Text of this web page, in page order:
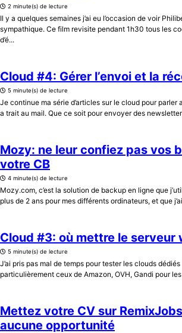
2 minute(s) de lecture
Il y a quelques semaines j’ai eu l’occasion de voir
sympathique. Ce film revisite pendant 1h30 tous les
d’é...
Cloud #4: Gérer l’envoi et la
5 minute(s) de lecture
Je continue ma série d’articles sur le cloud pour parler
a trait au mail. Que ce soit pour envoyer des
Mozy: ne leur confiez pas vos
votre CB
4 minute(s) de lecture
Mozy.com, c’est la solution de backup en ligne que
plus de 2 ans pour mes différents ordinateurs, et que
Cloud #3: où mettre le serveur
5 minute(s) de lecture
J’ai pris pas mal de temps pour tester les clouds
particulièrement ceux de Amazon, OVH, Gandi pour
Mettez votre CV sur
aucune opportunité